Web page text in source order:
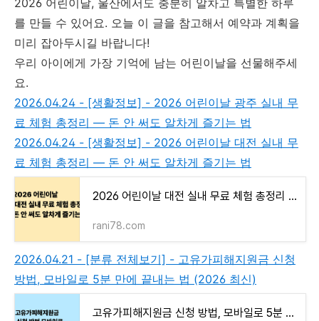
2026 어린이날, 울산에서도 충분히 알차고 특별한 하루
를 만들 수 있어요. 오늘 이 글을 참고해서 예약과 계획을
미리 잡아두시길 바랍니다!
우리 아이에게 가장 기억에 남는 어린이날을 선물해주세
요.
2026.04.24 - [생활정보] - 2026 어린이날 광주 실내 무
료 체험 총정리 — 돈 안 써도 알차게 즐기는 법
2026.04.24 - [생활정보] - 2026 어린이날 대전 실내 무
료 체험 총정리 — 돈 안 써도 알차게 즐기는 법
2026 어린이날 대전 실내 무료 체험 총정리 — 돈 안 써도 알차게 즐기는 법
rani78.com
2026.04.21 - [분류 전체보기] - 고유가피해지원금 신청
방법, 모바일로 5분 만에 끝내는 법 (2026 최신)
고유가피해지원금 신청 방법, 모바일로 5분 만에 끝내는 법 (2026 최신)